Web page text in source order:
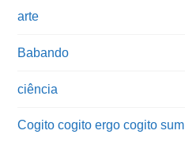
arte
Babando
ciência
Cogito cogito ergo cogito sum